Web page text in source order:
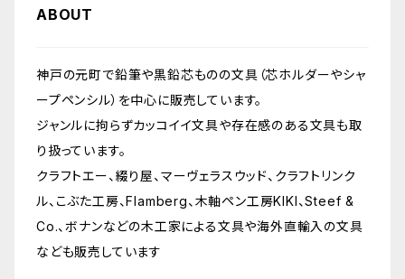
ABOUT
神戸の元町で鉛筆や黒鉛芯ものの文具（芯ホルダーやシャ
ープペンシル）を中心に販売しています。
ジャンルに拘らずカッコイイ文具や存在感のある文具も取
り扱っています。
クラフトエー、綴り屋、マーヴェラスウッド、クラフトリンク
ル、こぶた工房、Flamberg、木軸ペン工房KIKI、Steef &
Co.、ボナンなどの木工家による文具や海外直輸入の文具
なども販売しています